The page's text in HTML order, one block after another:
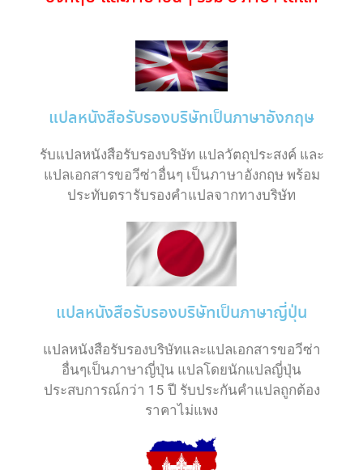
แปลหนังสือรับรองบริษัทเป็นภาษาอังกฤษ
รับแปลหนังสือรับรองบริษัท แปลวัตถุประสงค์ และ
แปลเอกสารขอวีซ่าอื่นๆ เป็นภาษาอังกฤษ พร้อม
ประทับตรารับรองคำแปลจากทางบริษัท
แปลหนังสือรับรองบริษัทเป็นภาษาญี่ปุ่น
แปลหนังสือรับรองบริษัทและแปลเอกสารขอวีซ่า
อื่นๆเป็นภาษาญี่ปุ่น แปลโดยนักแปลญี่ปุ่น
ประสบการณ์กว่า 15 ปี รับประกันคำแปลถูกต้อง
ราคาไม่แพง